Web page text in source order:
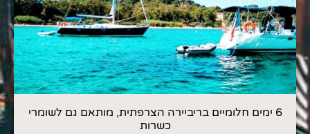
6 ימים חלומיים בריביירה הצרפתית, מותאם גם לשומרי
כשרות